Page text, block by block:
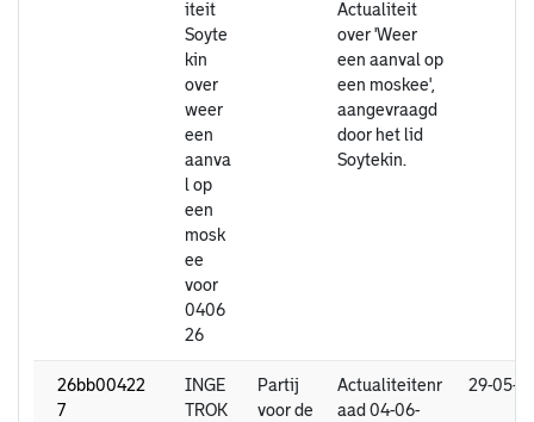
iteit
Soyte
kin
over
weer
een
aanva
l op
een
mosk
ee
voor
0406
26
Actualiteit
over 'Weer
een aanval op
een moskee',
aangevraagd
door het lid
Soytekin.
26bb00422
7
INGE
TROK
Partij
voor de
Actualiteitenr
aad 04-06-
29-05-